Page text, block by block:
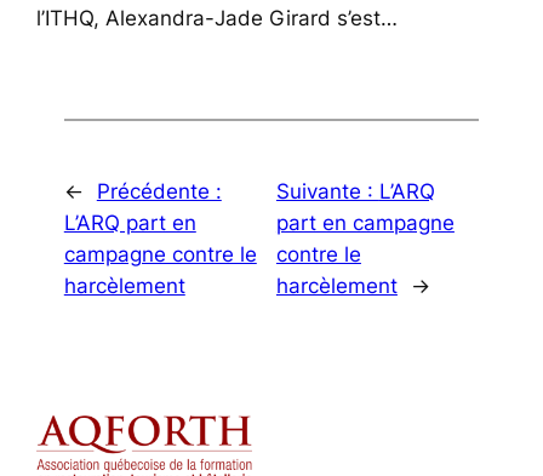
l’ITHQ, Alexandra-Jade Girard s’est…
←
Précédente :
L’ARQ part en
campagne contre le
harcèlement
Suivante : L’ARQ
part en campagne
contre le
harcèlement
→